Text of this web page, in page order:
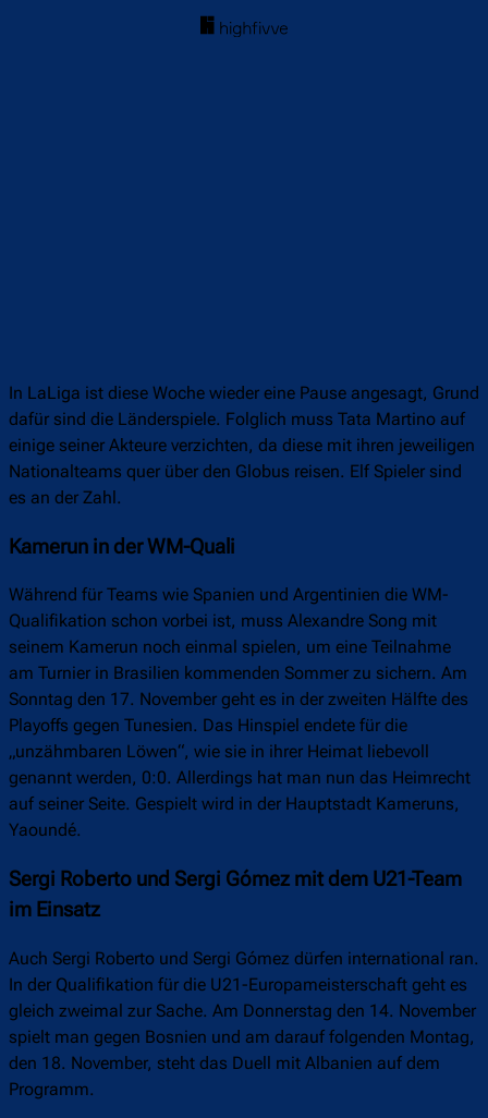
In LaLiga ist diese Woche wieder eine Pause angesagt, Grund
dafür sind die Länderspiele. Folglich muss Tata Martino auf
einige seiner Akteure verzichten, da diese mit ihren jeweiligen
Nationalteams quer über den Globus reisen. Elf Spieler sind
es an der Zahl.
Kamerun in der WM-Quali
Während für Teams wie Spanien und Argentinien die WM-
Qualifikation schon vorbei ist, muss Alexandre Song mit
seinem Kamerun noch einmal spielen, um eine Teilnahme
am Turnier in Brasilien kommenden Sommer zu sichern. Am
Sonntag den 17. November geht es in der zweiten Hälfte des
Playoffs gegen Tunesien. Das Hinspiel endete für die
„unzähmbaren Löwen“, wie sie in ihrer Heimat liebevoll
genannt werden, 0:0. Allerdings hat man nun das Heimrecht
auf seiner Seite. Gespielt wird in der Hauptstadt Kameruns,
Yaoundé.
Sergi Roberto und Sergi Gómez mit dem U21-Team
im Einsatz
Auch Sergi Roberto und Sergi Gómez dürfen international ran.
In der Qualifikation für die U21-Europameisterschaft geht es
gleich zweimal zur Sache. Am Donnerstag den 14. November
spielt man gegen Bosnien und am darauf folgenden Montag,
den 18. November, steht das Duell mit Albanien auf dem
Programm.